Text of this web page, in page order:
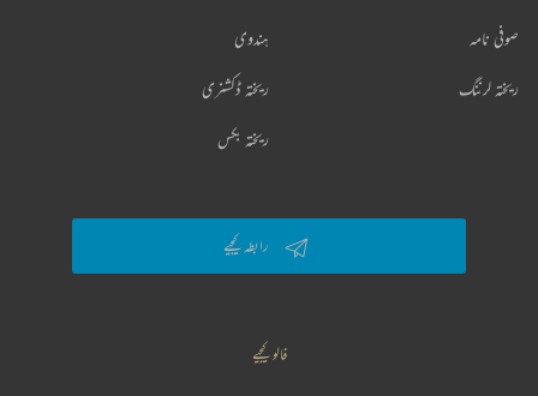
ہندوی صوفی نامہ
ریختہ ڈکشنری ریختہ لرننگ
ریختہ بکس
رابطہ کیجیے
فالو کیجیے